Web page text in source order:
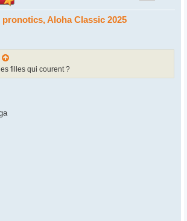
Aloha Classic 2025
filles qui courent ?